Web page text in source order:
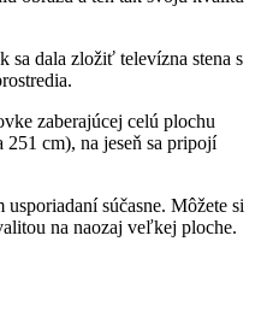
sa dala zložiť televízna stena s
zaberajúcej celú plochu
cm), na jeseň sa pripojí
súčasne. Môžete si
na naozaj veľkej ploche.